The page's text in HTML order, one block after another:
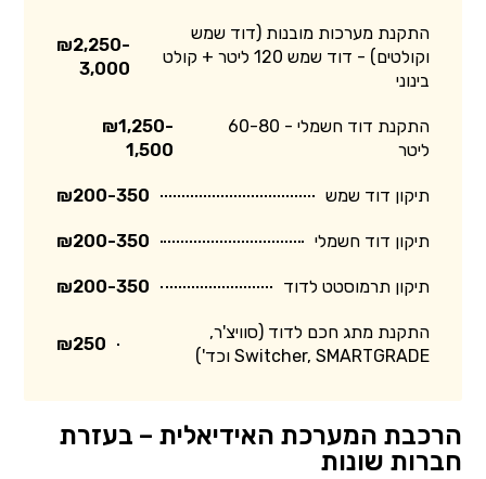
התקנת מערכות מובנות (דוד שמש
וקולטים) - דוד שמש 120 ליטר + קולט
בינוני
₪2,250-
3,000
התקנת דוד חשמלי - 60-80
ליטר
₪1,250-
1,500
תיקון דוד שמש ₪200-350
תיקון דוד חשמלי ₪200-350
תיקון תרמוסטט לדוד ₪200-350
התקנת מתג חכם לדוד (סוויצ'ר,
Switcher, SMARTGRADE וכד')
₪250
הרכבת המערכת האידיאלית – בעזרת
חברות שונות